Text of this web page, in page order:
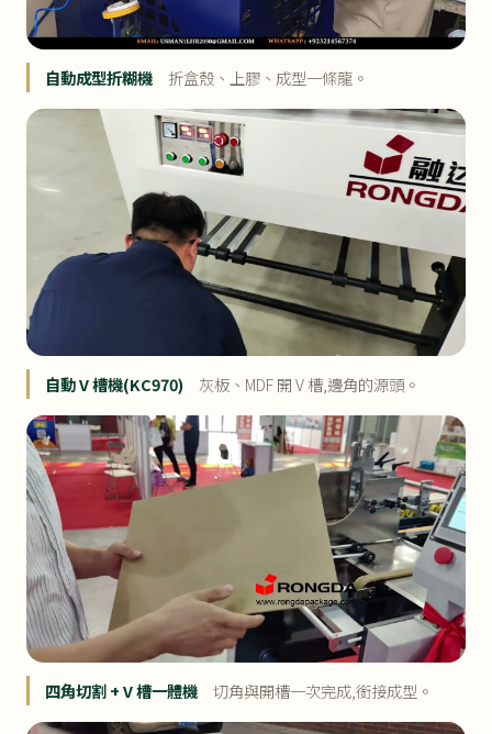
自動成型折糊機 折盒殼、上膠、成型一條龍。
自動 V 槽機(KC970) 灰板、MDF 開 V 槽,邊角的源頭。
四角切割 + V 槽一體機 切角與開槽一次完成,銜接成型。